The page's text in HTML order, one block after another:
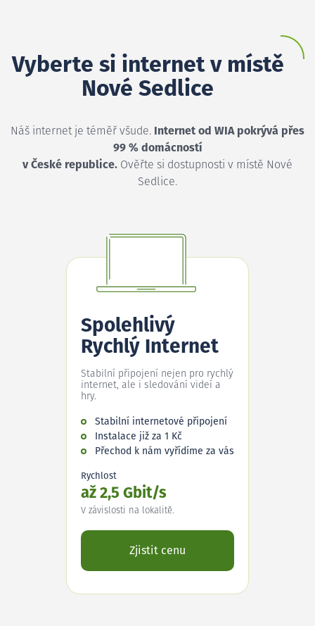
Vyberte si internet v místě
Nové Sedlice
Náš internet je téměř všude. Internet od WIA pokrývá přes
99 % domácností
v České republice. Ověřte si dostupnosti v místě Nové
Sedlice.
Spolehlivý
Rychlý Internet
Stabilní připojení nejen pro rychlý
internet, ale i sledování videí a
hry.
Stabilní internetové připojení
Instalace již za 1 Kč
Přechod k nám vyřídíme za vás
Rychlost
až 2,5 Gbit/s
V závislosti na lokalitě.
Zjistit cenu